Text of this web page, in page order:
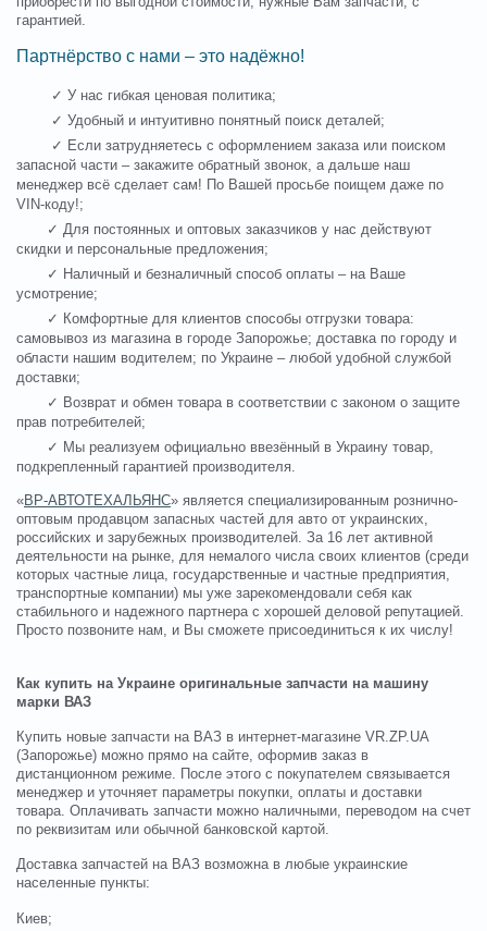
гарантией.
Партнёрство с нами – это надёжно!
✓ У нас гибкая ценовая политика;
✓ Удобный и интуитивно понятный поиск деталей;
✓ Если затрудняетесь с оформлением заказа или поиском
запасной части – закажите обратный звонок, а дальше наш
менеджер всё сделает сам! По Вашей просьбе поищем даже по
VIN-коду!;
✓ Для постоянных и оптовых заказчиков у нас действуют
скидки и персональные предложения;
✓ Наличный и безналичный способ оплаты – на Ваше
усмотрение;
✓ Комфортные для клиентов способы отгрузки товара:
самовывоз из магазина в городе Запорожье; доставка по городу и
области нашим водителем; по Украине – любой удобной службой
доставки;
✓ Возврат и обмен товара в соответствии с законом о защите
прав потребителей;
✓ Мы реализуем официально ввезённый в Украину товар,
подкрепленный гарантией производителя.
«ВР-АВТОТЕХАЛЬЯНС» является специализированным рознично-
оптовым продавцом запасных частей для авто от украинских,
российских и зарубежных производителей. За 16 лет активной
деятельности на рынке, для немалого числа своих клиентов (среди
которых частные лица, государственные и частные предприятия,
транспортные компании) мы уже зарекомендовали себя как
стабильного и надежного партнера с хорошей деловой репутацией.
Просто позвоните нам, и Вы сможете присоединиться к их числу!
Как купить на Украине оригинальные запчасти на машину
марки ВАЗ
Купить новые запчасти на ВАЗ в интернет-магазине VR.ZP.UA
(Запорожье) можно прямо на сайте, оформив заказ в
дистанционном режиме. После этого с покупателем связывается
менеджер и уточняет параметры покупки, оплаты и доставки
товара. Оплачивать запчасти можно наличными, переводом на счет
по реквизитам или обычной банковской картой.
Доставка запчастей на ВАЗ возможна в любые украинские
населенные пункты:
Киев;